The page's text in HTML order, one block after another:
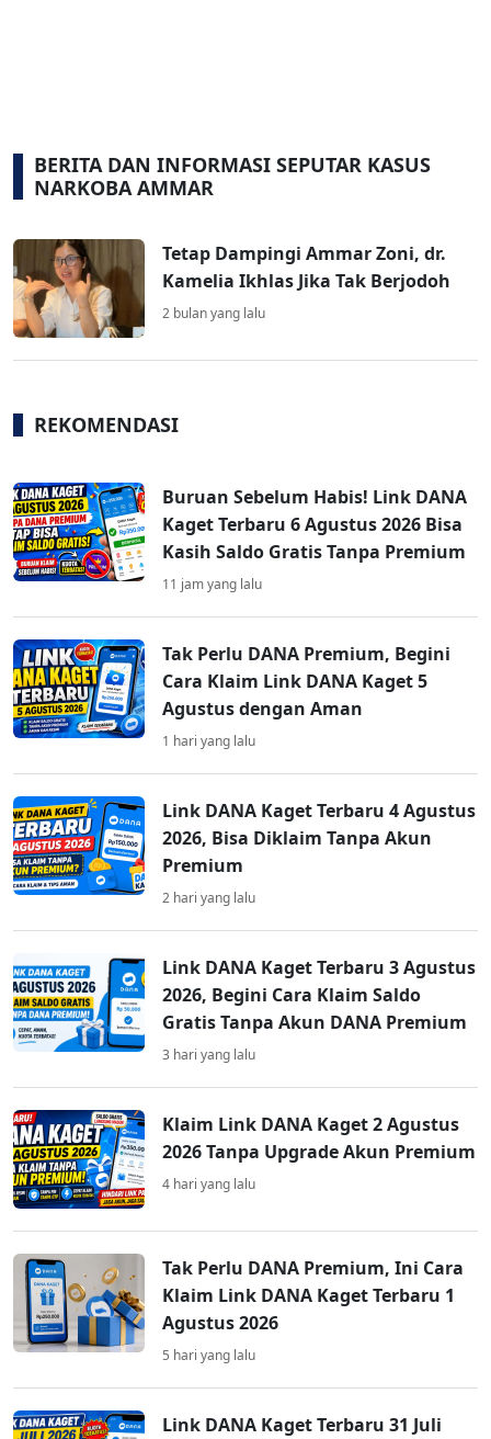
BERITA DAN INFORMASI SEPUTAR KASUS
NARKOBA AMMAR
Tetap Dampingi Ammar Zoni, dr.
Kamelia Ikhlas Jika Tak Berjodoh
2 bulan yang lalu
REKOMENDASI
Buruan Sebelum Habis! Link DANA
Kaget Terbaru 6 Agustus 2026 Bisa
Kasih Saldo Gratis Tanpa Premium
11 jam yang lalu
Tak Perlu DANA Premium, Begini
Cara Klaim Link DANA Kaget 5
Agustus dengan Aman
1 hari yang lalu
Link DANA Kaget Terbaru 4 Agustus
2026, Bisa Diklaim Tanpa Akun
Premium
2 hari yang lalu
Link DANA Kaget Terbaru 3 Agustus
2026, Begini Cara Klaim Saldo
Gratis Tanpa Akun DANA Premium
3 hari yang lalu
Klaim Link DANA Kaget 2 Agustus
2026 Tanpa Upgrade Akun Premium
4 hari yang lalu
Tak Perlu DANA Premium, Ini Cara
Klaim Link DANA Kaget Terbaru 1
Agustus 2026
5 hari yang lalu
Link DANA Kaget Terbaru 31 Juli